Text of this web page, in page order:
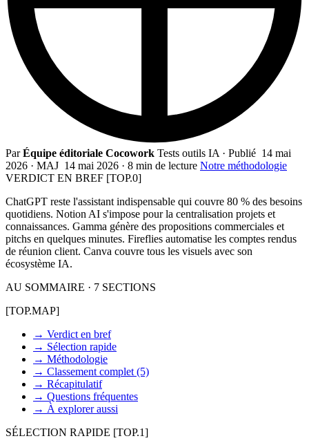
ParÉquipe éditoriale Cocowork Tests outils IA · Publié 14 mai
2026 · MAJ 14 mai 2026 · 8 min de lecture Notre méthodologie
VERDICT EN BREF [TOP.0]
ChatGPT reste l'assistant indispensable qui couvre 80 % des besoins
quotidiens. Notion AI s'impose pour la centralisation projets et
connaissances. Gamma génère des propositions commerciales et
pitchs en quelques minutes. Fireflies automatise les comptes rendus
de réunion client. Canva couvre tous les visuels avec son
écosystème IA.
AU SOMMAIRE · 7 SECTIONS
[TOP.MAP]
→ Verdict en bref
→ Sélection rapide
→ Méthodologie
→ Classement complet (5)
→ Récapitulatif
→ Questions fréquentes
→ À explorer aussi
SÉLECTION RAPIDE [TOP.1]